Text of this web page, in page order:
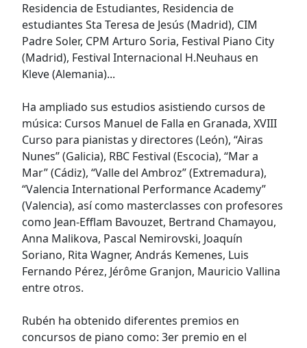
Residencia de Estudiantes, Residencia de
estudiantes Sta Teresa de Jesús (Madrid), CIM
Padre Soler, CPM Arturo Soria, Festival Piano City
(Madrid), Festival Internacional H.Neuhaus en
Kleve (Alemania)...
Ha ampliado sus estudios asistiendo cursos de
música: Cursos Manuel de Falla en Granada, XVIII
Curso para pianistas y directores (León), “Airas
Nunes” (Galicia), RBC Festival (Escocia), “Mar a
Mar” (Cádiz), “Valle del Ambroz” (Extremadura),
“Valencia International Performance Academy”
(Valencia), así como masterclasses con profesores
como Jean-Efflam Bavouzet, Bertrand Chamayou,
Anna Malikova, Pascal Nemirovski, Joaquín
Soriano, Rita Wagner, András Kemenes, Luis
Fernando Pérez, Jérôme Granjon, Mauricio Vallina
entre otros.
Rubén ha obtenido diferentes premios en
concursos de piano como: 3er premio en el